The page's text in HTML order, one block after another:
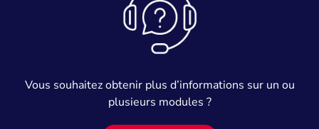
Vous souhaitez obtenir plus d’informations sur un ou
plusieurs modules ?